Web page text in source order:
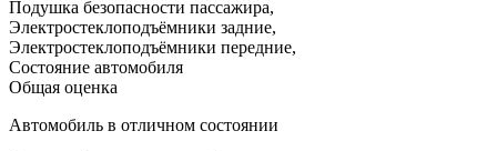
Подушка безопасности пассажира,
Электростеклоподъёмники задние,
Электростеклоподъёмники передние,
Состояние автомобиля
Общая оценка
Автомобиль в отличном состоянии